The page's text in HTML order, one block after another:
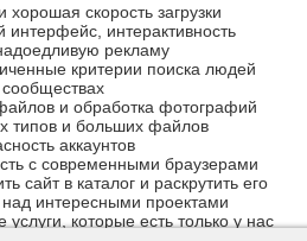
хорошая скорость загрузки
интерактивность
рекламу
критерии поиска людей
и обработка фотографий
типов и больших файлов
аккаунтов
с современными браузерами
сайт в каталог и раскрутить его
интересными проектами
которые есть только у нас